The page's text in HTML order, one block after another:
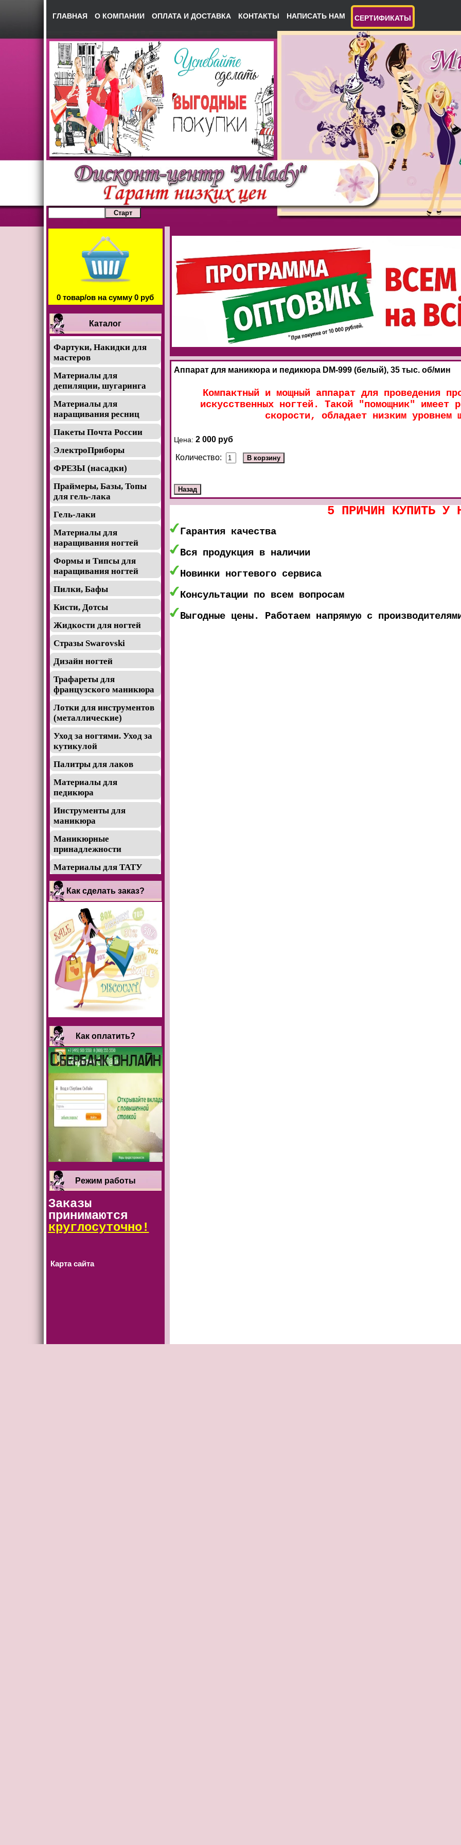
ГЛАВНАЯ О КОМПАНИИ ОПЛАТА И ДОСТАВКА КОНТАКТЫ НАПИСАТЬ НАМ СЕРТИФИКАТЫ
0 товар/ов на сумму 0 руб
Каталог
Фартуки, Накидки для
мастеров
Материалы для
депиляции, шугаринга
Материалы для
наращивания ресниц
Пакеты Почта России
ЭлектроПриборы
ФРЕЗЫ (насадки)
Праймеры, Базы, Топы
для гель-лака
Гель-лаки
Материалы для
наращивания ногтей
Формы и Типсы для
наращивания ногтей
Пилки, Бафы
Кисти, Дотсы
Жидкости для ногтей
Стразы Swarovski
Дизайн ногтей
Трафареты для
французского маникюра
Лотки для инструментов
(металлические)
Уход за ногтями. Уход за
кутикулой
Палитры для лаков
Материалы для
педикюра
Инструменты для
маникюра
Маникюрные
принадлежности
Материалы для ТАТУ
Как сделать заказ?
Как оплатить?
Режим работы
Заказы
принимаются
круглосуточно!
Карта сайта
Аппарат для маникюра и педикюра DM-999 (белый), 35 тыс. об/мин
Компактный и мощный аппарат для проведения
искусственных ногтей. Такой "помощник" имеет
скорости, обладает низким уровнем
Цена: 2 000 руб
Количество:
5 ПРИЧИН КУПИТЬ У
Гарантия качества
Вся продукция в наличии
Новинки ногтевого сервиса
Консультации по всем вопросам
Выгодные цены. Работаем напрямую с